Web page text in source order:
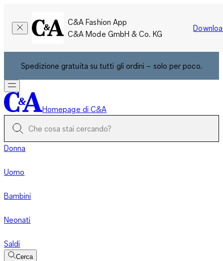
C&A Fashion App
C&A Mode GmbH & Co. KG
Spedizione gratuita su tutti gli ordini – solo per poco.
Homepage di C&A
Donna
Uomo
Bambini
Neonati
Saldi
Cerca